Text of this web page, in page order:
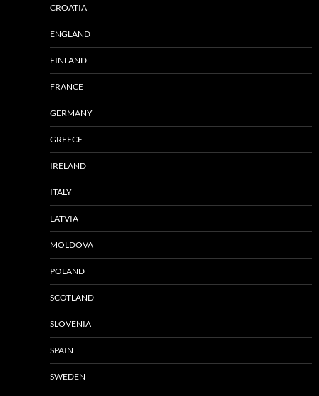
CROATIA
ENGLAND
FINLAND
FRANCE
GERMANY
GREECE
IRELAND
ITALY
LATVIA
MOLDOVA
POLAND
SCOTLAND
SLOVENIA
SPAIN
SWEDEN